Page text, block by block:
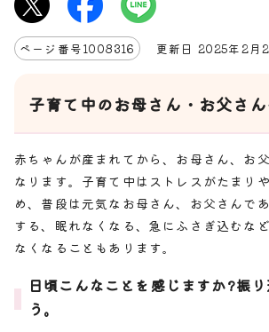
ページ番号1008316 更新日 2025年2月
子育て中のお母さん・お父さ
赤ちゃんが産まれてから、お母さん、お
なります。子育て中はストレスがたまり
め、普段は元気なお母さん、お父さんで
する、眠れなくなる、急にふさぎ込むな
なくなることもあります。
日頃こんなことを感じますか?振
う。